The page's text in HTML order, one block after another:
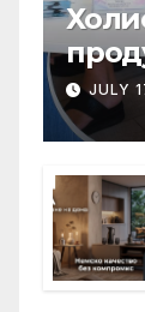
JULY